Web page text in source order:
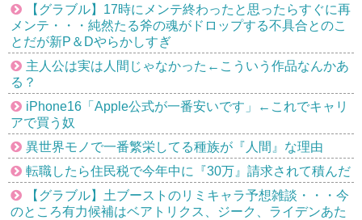
【グラブル】17時にメンテ終わったと思ったらすぐに再
メンテ・・・純然たる斧の魂がドロップする不具合とのこ
とだが新P＆Dやらかしすぎ
主人公は実は人間じゃなかった←こういう作品なんかあ
る？
iPhone16「Apple公式が一番安いです」←これでキャリ
アで買う奴
異世界モノで一番繁栄してる種族が『人間』な理由
転職したら住民税で今年中に『30万』請求されて積んだ
【グラブル】土ブーストのリミキャラ予想雑談・・・今
のところ有力候補はベアトリクス、ジーク、ライデンあた